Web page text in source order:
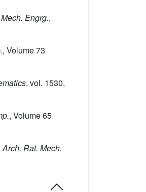
Engrg.,
, Volume 73
, vol. 1530,
, Volume 65
Arch. Rat. Mech.